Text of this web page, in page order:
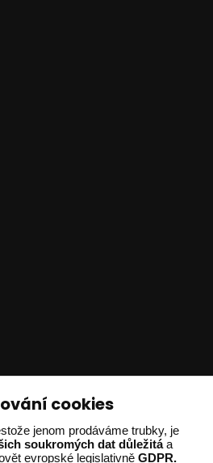
254
cookies
jenom prodáváme trubky, je
soukromých dat důležitáa
evropské legislativně GDPR.